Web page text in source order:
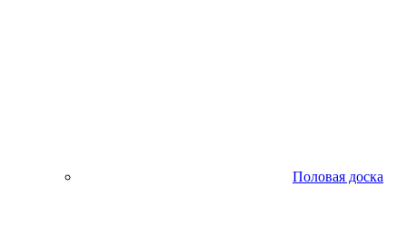
Половая доска